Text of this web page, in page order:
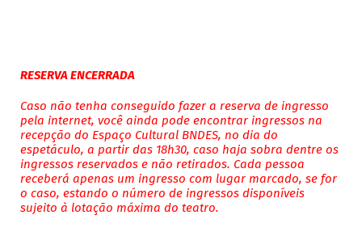
RESERVA ENCERRADA
Caso não tenha conseguido fazer a reserva de ingresso
pela internet, você ainda pode encontrar ingressos na
recepção do Espaço Cultural BNDES, no dia do
espetáculo, a partir das 18h30, caso haja sobra dentre os
ingressos reservados e não retirados. Cada pessoa
receberá apenas um ingresso com lugar marcado, se for
o caso, estando o número de ingressos disponíveis
sujeito à lotação máxima do teatro.